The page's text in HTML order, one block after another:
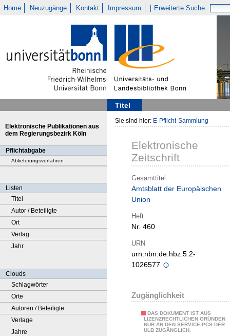
Home Neuzugänge Kontakt Impressum Erweiterte Suche
Titel
Elektronische Publikationen aus
dem Regierungsbezirk Köln
Pflichtabgabe
Ablieferungsverfahren
Listen
Titel
Autor / Beteiligte
Ort
Verlag
Jahr
Clouds
Schlagwörter
Orte
Autoren / Beteiligte
Verlage
Jahre
Sie sind hier: E-Pflicht-Sammlung
Elektronische
Zeitschrift
Gesamttitel
Amtsblatt der Europäischen
Union
Heft
Nr. 460
URN
urn:nbn:de:hbz:5:2-
1026577
Zugänglichkeit
DAS DOKUMENT IST AUS
LIZENZRECHTLICHEN GRÜNDEN
NUR AN DEN SERVICE-PCS DER
ULB ZUGÄNGLICH.